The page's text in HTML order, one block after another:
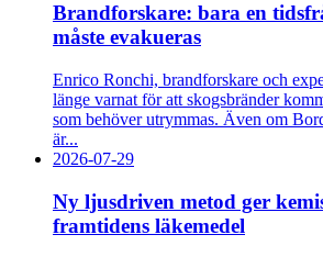
Brandforskare: bara en
måste evakueras
Enrico Ronchi, brandforskare och
länge varnat för att skogsbränder
som behöver utrymmas. Även om
är...
2026-07-29
Ny ljusdriven metod ger
framtidens läkemedel